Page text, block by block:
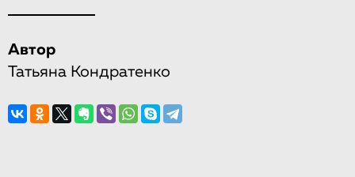
Автор
Татьяна Кондратенко